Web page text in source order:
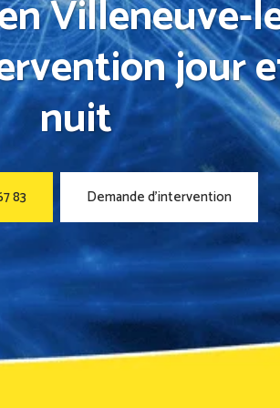
Villeneuve-
jour
nuit
83 Demande d’intervention